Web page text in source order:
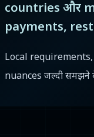
countries और
payments,
Local
nuances जल्दी समझने